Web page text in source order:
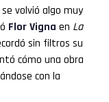
volvió algo muy
Flor Vigna en La
sin filtros su
cómo una obra
con la